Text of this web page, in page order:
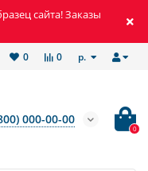
сайта! Заказы
р.
0
0
000-00-00
0